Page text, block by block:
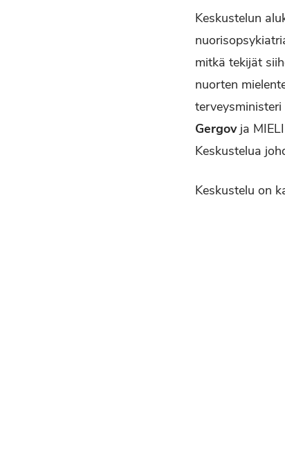
Keskustelun
mitkä tekijät
nuorten
terveysministeri
Gergovja
Keskustelua
Keskustelu on